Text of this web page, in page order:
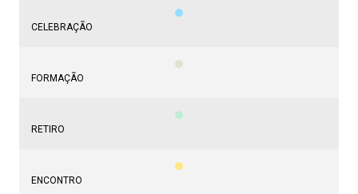
CELEBRAÇÃO
FORMAÇÃO
RETIRO
ENCONTRO